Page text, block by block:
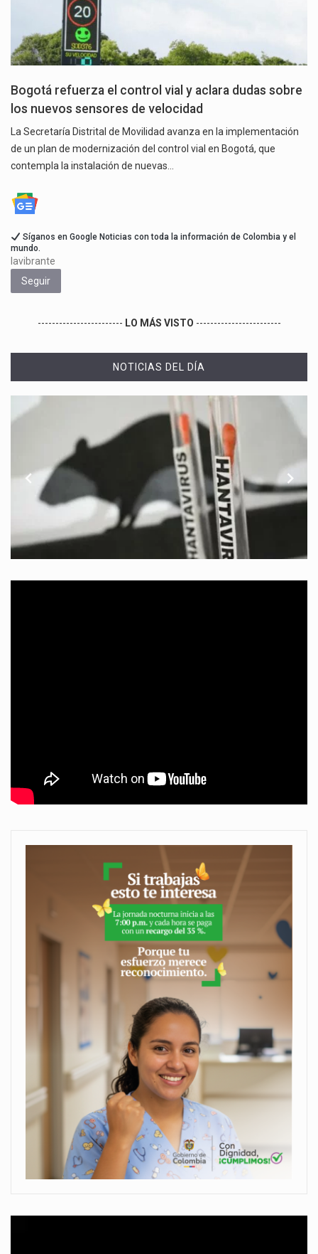
Bogotá refuerza el control vial y aclara dudas sobre
los nuevos sensores de velocidad
La Secretaría Distrital de Movilidad avanza en la implementación
de un plan de modernización del control vial en Bogotá, que
contempla la instalación de nuevas…
Síganos en Google Noticias con toda la información de Colombia y el
mundo.
lavibrante
Seguir
------------------------ LO MÁS VISTO ------------------------
NOTICIAS DEL DÍA